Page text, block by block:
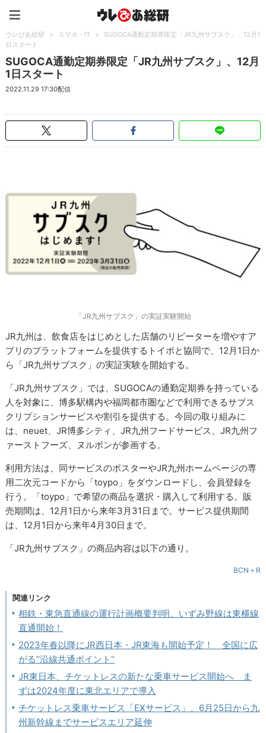
ウレぴあ総研 > スマホ・IT >
SUGOCA通勤定期券限定「JR九州サブスク」、12月1
日スタート
SUGOCA通勤定期券限定「JR九州サブスク」、12月
1日スタート
2022.11.29 17:30配信
「JR九州サブスク」の実証実験開始
JR九州は、飲食店をはじめとした店舗のリピーターを増やすア
プリのプラットフォームを提供するトイポと協同で、12月1日か
ら「JR九州サブスク」の実証実験を開始する。
「JR九州サブスク」では、SUGOCAの通勤定期券を持っている
人を対象に、博多駅構内や福岡都市圏などで利用できるサブス
クリプションサービスや割引を提供する。今回の取り組みに
は、neuet、JR博多シティ、JR九州フードサービス、JR九州フ
ァーストフーズ、ヌルボンが参画する。
利用方法は、同サービスのポスターやJR九州ホームページの専
用二次元コードから「toypo」をダウンロードし、会員登録を
行う。「toypo」で希望の商品を選択・購入して利用する。販
売期間は、12月1日から来年3月31日まで。サービス提供期間
は、12月1日から来年4月30日まで。
「JR九州サブスク」の商品内容は以下の通り。
BCN＋R
関連リンク
相鉄・東急直通線の運行計画概要判明、いずみ野線は東横線
直通開始！
2023年春以降にJR西日本・JR東海も開始予定！ 全国に広
がる“沿線共通ポイント”
JR東日本、チケットレスの新たな乗車サービス開始へ ま
ずは2024年度に東北エリアで導入
チケットレス乗車サービス「EXサービス」、6月25日から九
州新幹線までサービスエリア延伸